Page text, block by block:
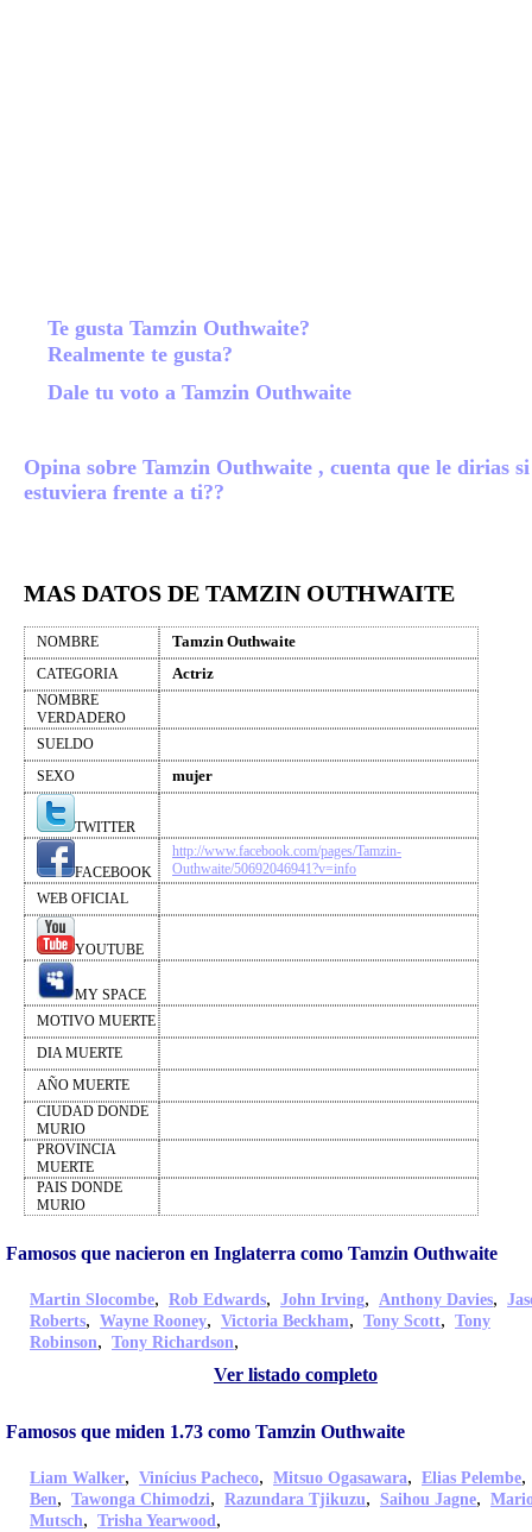
Te gusta Tamzin Outhwaite?
Realmente te gusta?
Dale tu voto a Tamzin Outhwaite
Opina sobre Tamzin Outhwaite , cuenta que le dirias si
estuviera frente a ti??
MAS DATOS DE TAMZIN OUTHWAITE
NOMBRE Tamzin Outhwaite
CATEGORIA Actriz
NOMBRE
VERDADERO
SUELDO
SEXO
mujer
TWITTER
FACEBOOK
http://www.facebook.com/pages/Tamzin-
Outhwaite/50692046941?v=info
WEB OFICIAL
YOUTUBE
MY SPACE
MOTIVO MUERTE
DIA MUERTE
AÑO MUERTE
CIUDAD DONDE
MURIO
PROVINCIA
MUERTE
PAIS DONDE
MURIO
Famosos que nacieron en Inglaterra como Tamzin Outhwaite
Martin Slocombe, Rob Edwards, John Irving, Anthony Davies,
Roberts, Wayne Rooney, Victoria Beckham, Tony Scott, Tony
Robinson, Tony Richardson,
Ver listado completo
Famosos que miden 1.73 como Tamzin Outhwaite
Liam Walker, Vinícius Pacheco, Mitsuo Ogasawara, Elias Pelembe
Ben, Tawonga Chimodzi, Razundara Tjikuzu, Saihou Jagne,
Mutsch, Trisha Yearwood,